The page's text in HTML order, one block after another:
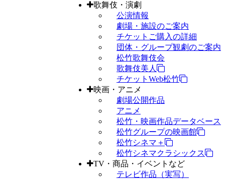
歌舞伎・演劇
公演情報
劇場・施設のご案内
チケットご購入の詳細
団体・グループ観劇のご案内
松竹歌舞伎会
歌舞伎美人
チケットWeb松竹
映画・アニメ
劇場公開作品
アニメ
松竹・映画作品データベース
松竹グループの映画館
松竹シネマ＋
松竹シネマクラシックス
TV・商品・イベントなど
テレビ作品（実写）